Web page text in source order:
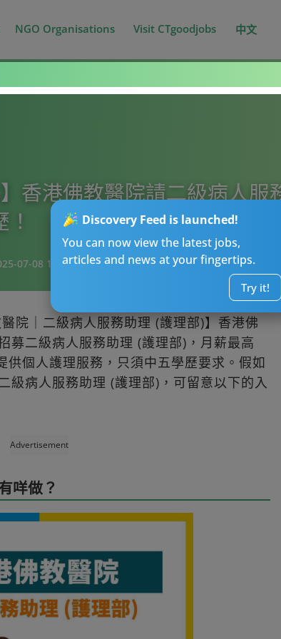
NGO Organisations Visit CTgoodjobs 中文
Discovery Feed is launched!
You can now view the latest jobs,
articles and news at your fingertips.
Try it!
香港佛教醫院請二級病人
07-08 18:45
院｜二級病人服務助理 (護理部)】香港佛
募二級病人服務助理 (護理部)，月薪最高
個人護理服務，只須中五學歷要求。假如
級病人服務助理 (護理部)，可留意以下的入
Advertisement
咩做？